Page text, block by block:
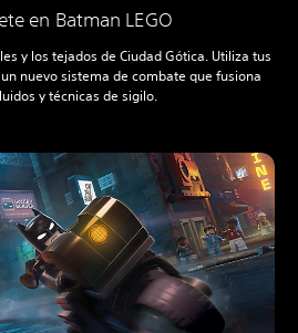
en Batman LEGO
y los tejados de Ciudad Gótica. Utiliza tus
nuevo sistema de combate que fusiona
y técnicas de sigilo.